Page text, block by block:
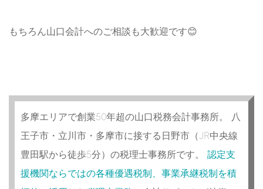
もちろん山口会計へのご相談も大歓迎です😊
多摩エリアで創業50年超の山口税務会計事務所。 八
王子市・立川市・多摩市に接する日野市（JR中央線
豊田駅から徒歩5分）の税理士事務所です。 認定支
援機関ならではの各種優遇税制、事業承継税制を積